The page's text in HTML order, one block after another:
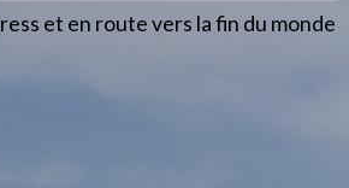
et en route vers la fin du monde